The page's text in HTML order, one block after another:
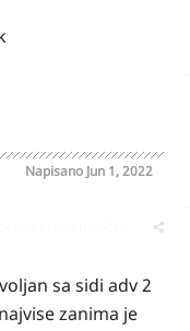
Napisano Jun 1, 2022
sa sidi adv 2
zanima je